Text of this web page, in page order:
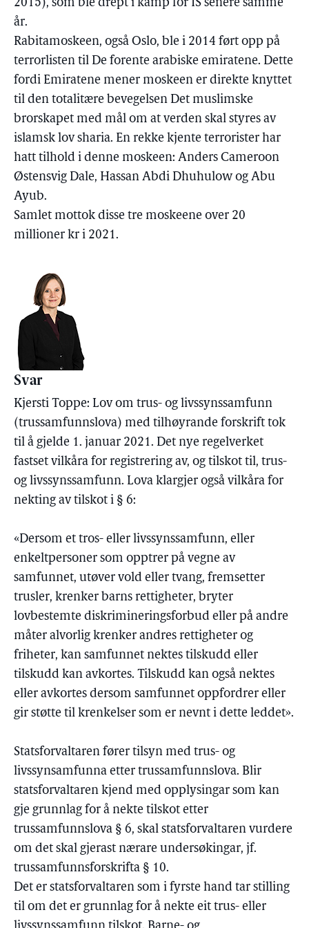
2015), som ble drept i kamp for IS senere samme
år.
Rabitamoskeen, også Oslo, ble i 2014 ført opp på
terrorlisten til De forente arabiske emiratene. Dette
fordi Emiratene mener moskeen er direkte knyttet
til den totalitære bevegelsen Det muslimske
brorskapet med mål om at verden skal styres av
islamsk lov sharia. En rekke kjente terrorister har
hatt tilhold i denne moskeen: Anders Cameroon
Østensvig Dale, Hassan Abdi Dhuhulow og Abu
Ayub.
Samlet mottok disse tre moskeene over 20
millioner kr i 2021.
Svar
Kjersti Toppe: Lov om trus- og livssynssamfunn
(trussamfunnslova) med tilhøyrande forskrift tok
til å gjelde 1. januar 2021. Det nye regelverket
fastset vilkåra for registrering av, og tilskot til, trus-
og livssynssamfunn. Lova klargjer også vilkåra for
nekting av tilskot i § 6:
«Dersom et tros- eller livssynssamfunn, eller
enkeltpersoner som opptrer på vegne av
samfunnet, utøver vold eller tvang, fremsetter
trusler, krenker barns rettigheter, bryter
lovbestemte diskrimineringsforbud eller på andre
måter alvorlig krenker andres rettigheter og
friheter, kan samfunnet nektes tilskudd eller
tilskudd kan avkortes. Tilskudd kan også nektes
eller avkortes dersom samfunnet oppfordrer eller
gir støtte til krenkelser som er nevnt i dette leddet».
Statsforvaltaren fører tilsyn med trus- og
livssynsamfunna etter trussamfunnslova. Blir
statsforvaltaren kjend med opplysingar som kan
gje grunnlag for å nekte tilskot etter
trussamfunnslova § 6, skal statsforvaltaren vurdere
om det skal gjerast nærare undersøkingar, jf.
trussamfunnsforskrifta § 10.
Det er statsforvaltaren som i fyrste hand tar stilling
til om det er grunnlag for å nekte eit trus- eller